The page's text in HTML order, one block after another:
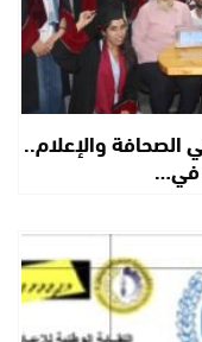
الصحافة والإعلام..
في…